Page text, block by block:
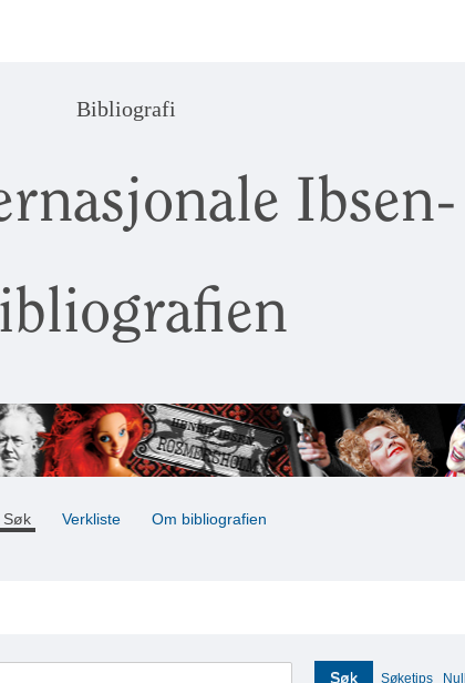
Bibliografi
Ibsen-
Søk Verkliste Om bibliografien
Søk Søketips